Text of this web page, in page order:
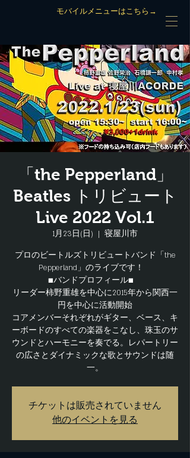
モバイルメニューはこちら→
「the Pepperland」
Beatles トリビュート
Live 2022 Vol.1
1月23日(日)
  |
寝屋川市
プロのビートルズトリビュートバンド「the
Pepperland」のライブです！
■バンドプロフィール■
リーダー柿野重雄を中心に2015年から関西一
円を中心に活動開始
コアメンバーそれぞれがギター、ベース、キ
ーボードのすべての楽器をこなし、珠玉のサ
ウンドとハーモニーを奏でる。レパートリー
の広さとダイナミックな歌とサウンドは随
一。
チケットは販売されていません
他のイベントを見る